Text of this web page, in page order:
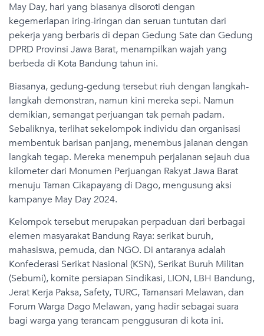
May Day, hari yang biasanya disoroti dengan
kegemerlapan iring-iringan dan seruan tuntutan dari
pekerja yang berbaris di depan Gedung Sate dan Gedung
DPRD Provinsi Jawa Barat, menampilkan wajah yang
berbeda di Kota Bandung tahun ini.
Biasanya, gedung-gedung tersebut riuh dengan langkah-
langkah demonstran, namun kini mereka sepi. Namun
demikian, semangat perjuangan tak pernah padam.
Sebaliknya, terlihat sekelompok individu dan organisasi
membentuk barisan panjang, menembus jalanan dengan
langkah tegap. Mereka menempuh perjalanan sejauh dua
kilometer dari Monumen Perjuangan Rakyat Jawa Barat
menuju Taman Cikapayang di Dago, mengusung aksi
kampanye May Day 2024.
Kelompok tersebut merupakan perpaduan dari berbagai
elemen masyarakat Bandung Raya: serikat buruh,
mahasiswa, pemuda, dan NGO. Di antaranya adalah
Konfederasi Serikat Nasional (KSN), Serikat Buruh Militan
(Sebumi), komite persiapan Sindikasi, LION, LBH Bandung,
Jerat Kerja Paksa, Safety, TURC, Tamansari Melawan, dan
Forum Warga Dago Melawan, yang hadir sebagai suara
bagi warga yang terancam penggusuran di kota ini.